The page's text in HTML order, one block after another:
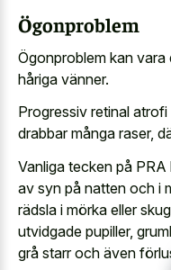
Ögonproblem
Ögonproblem kan
håriga vänner.
Progressiv retinal
drabbar många raser,
Vanliga tecken på
av syn på natten och i
rädsla i mörka eller
utvidgade pupiller,
grå starr och även